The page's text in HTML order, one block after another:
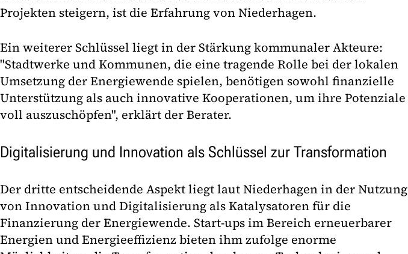
Projekten steigern, ist die Erfahrung von Niederhagen.
Ein weiterer Schlüssel liegt in der Stärkung kommunaler Akteure:
"Stadtwerke und Kommunen, die eine tragende Rolle bei der lokalen
Umsetzung der Energiewende spielen, benötigen sowohl finanzielle
Unterstützung als auch innovative Kooperationen, um ihre Potenziale
voll auszuschöpfen", erklärt der Berater.
Digitalisierung und Innovation als Schlüssel zur Transformation
Der dritte entscheidende Aspekt liegt laut Niederhagen in der Nutzung
von Innovation und Digitalisierung als Katalysatoren für die
Finanzierung der Energiewende. Start-ups im Bereich erneuerbarer
Energien und Energieeffizienz bieten ihm zufolge enorme